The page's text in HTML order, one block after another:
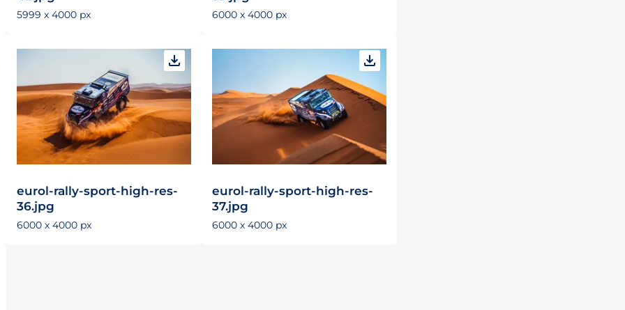
5999 x 4000 px 6000 x 4000 px
eurol-rally-sport-high-res-
36.jpg
6000 x 4000 px
eurol-rally-sport-high-res-
37.jpg
6000 x 4000 px